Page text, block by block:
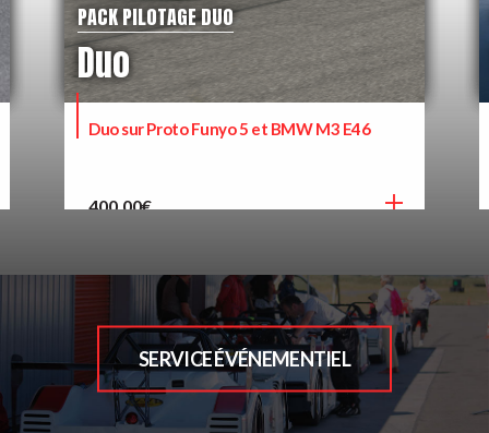
PACK PILOTAGE DUO
Duo
Duo sur Proto Funyo 5 et BMW M3 E46
400,00€
SERVICE ÉVÉNEMENTIEL